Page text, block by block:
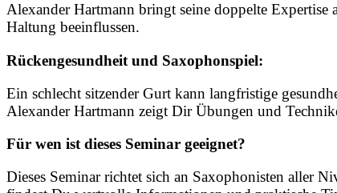
Alexander Hartmann bringt seine doppelte
Haltung beeinflussen.
Rückengesundheit und Saxophonspiel:
Ein schlecht sitzender Gurt kann langfristige
Alexander Hartmann zeigt Dir Übungen und
Für wen ist dieses Seminar geeignet?
Dieses Seminar richtet sich an Saxophonisten aller